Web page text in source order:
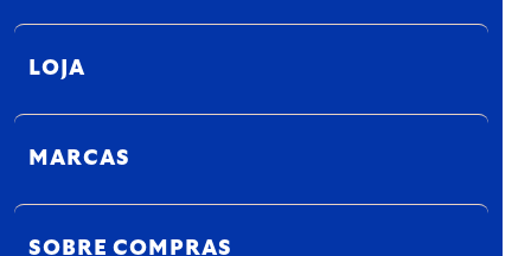
LOJA
MARCAS
SOBRE COMPRAS